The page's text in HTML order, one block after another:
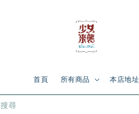
搜尋
首頁 所有商品 本店地址